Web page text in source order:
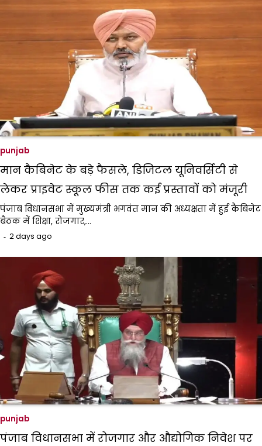
punjab
मान कैबिनेट के बड़े फैसले, डिजिटल यूनिवर्सिटी से
लेकर प्राइवेट स्कूल फीस तक कई प्रस्तावों को मंजूरी
पंजाब विधानसभा में मुख्यमंत्री भगवंत मान की अध्यक्षता में हुई कैबिनेट
बैठक में शिक्षा, रोजगार,…
2 days ago
punjab
पंजाब विधानसभा में रोजगार और औद्योगिक निवेश पर